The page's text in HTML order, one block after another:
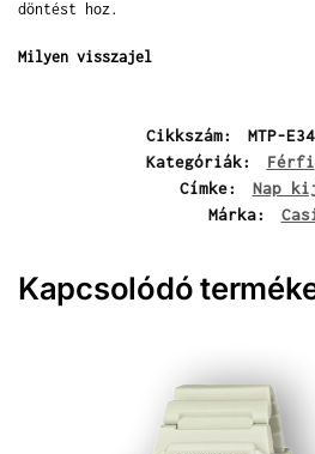
döntést hoz.
Milyen visszajel
Cikkszám:
MTP-
Kategóriák:
Férfi
Címke:
Nap
Márka:
Kapcsolódó